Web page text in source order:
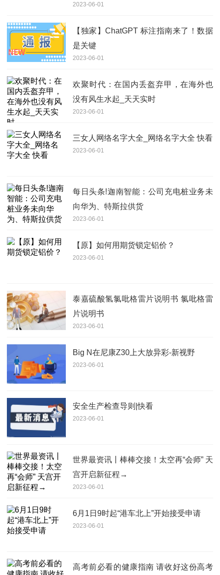
2023-06-01
【独家】ChatGPT 标注指南来了！数据
是关键
2023-06-01
欢聚时代：在国内丢盔弃甲，在海外也
没有风生水起_天天实时
2023-06-01
三女人网络名字大全_网络名字大全 快看
2023-06-01
每日头条!迦南智能：公司充电桩业务未
向华为、特斯拉供货
2023-06-01
【原】如何用期货锁定铝价？
2023-06-01
泰嘉硫酸氢氯吡格雷片说明书 氯吡格雷
片说明书
2023-06-01
Big N在尼康Z30上大放异彩-新视野
2023-06-01
安全生产检查导则|快看
2023-06-01
世界最资讯丨棒棒交接！太空再“会师” 天
宫开启新征程→
2023-06-01
6月1日9时起“港车北上”开始接受申请
2023-06-01
高考前必看的健康指南 请收好这份高考